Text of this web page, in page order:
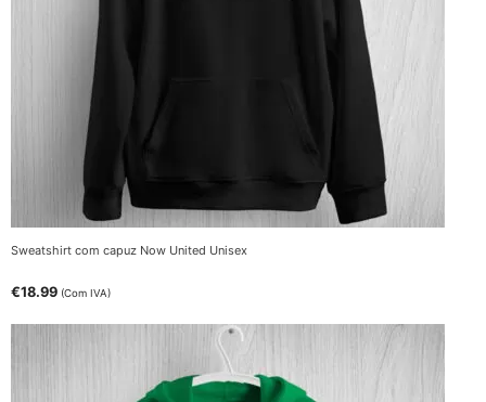
Sweatshirt com capuz Now United Unisex
€18.99 (Com IVA)